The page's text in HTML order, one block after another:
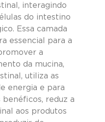
interagindo
do intestino
Essa camada
essencial para a
a
da mucina,
utiliza as
energia e para
benéficos, reduz a
aos produtos